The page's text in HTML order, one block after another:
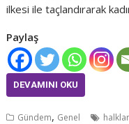
ilkesi ile taçlandırarak
Paylaş
DEVAMINI OKU
Gündem, Genel